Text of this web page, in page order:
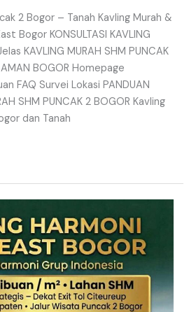
2 Bogor – Tanah Kavling Murah &
Bogor KONSULTASI KAVLING
KAVLING MURAH SHM PUNCAK
BOGOR Homepage
FAQ Survei Lokasi PANDUAN
SHM PUNCAK 2 BOGOR Kavling
dan Tanah